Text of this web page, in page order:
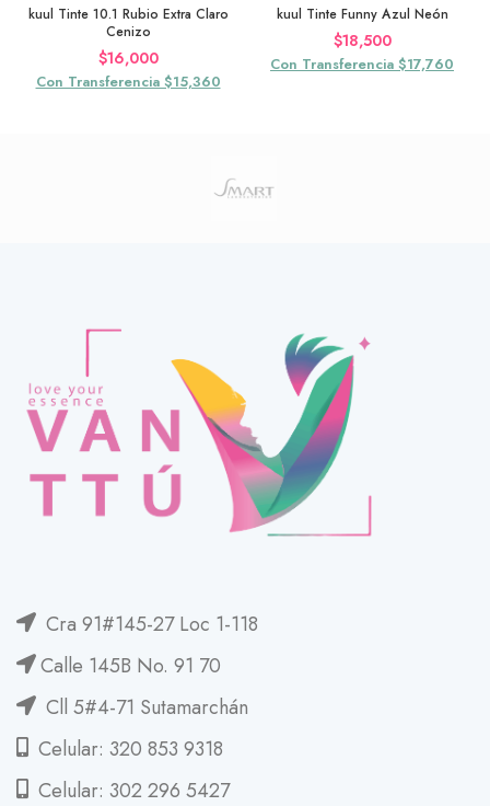
kuul Tinte 10.1 Rubio Extra Claro
Cenizo
$16,000
Con Transferencia $15,360
kuul Tinte Funny Azul Neón
$18,500
Con Transferencia $17,760
Cra 91#145-27 Loc 1-118
Calle 145B No. 91 70
Cll 5#4-71 Sutamarchán
Celular: 320 853 9318
Celular: 302 296 5427